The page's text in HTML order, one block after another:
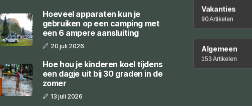
Hoeveel apparaten kun je
gebruiken op een camping met
een 6 ampere aansluiting
20 juli 2026
Hoe hou je kinderen koel tijdens
een dagje uit bij 30 graden in de
zomer
13 juli 2026
Vakanties
90 Artikelen
Algemeen
153 Artikelen